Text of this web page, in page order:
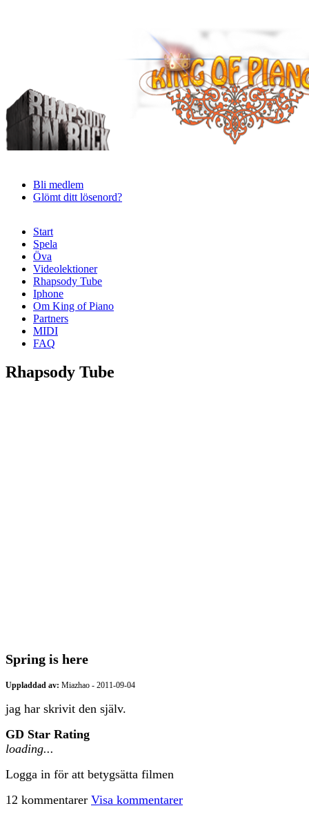
Bli medlem
Glömt ditt lösenord?
Start
Spela
Öva
Videolektioner
Rhapsody Tube
Iphone
Om King of Piano
Partners
MIDI
FAQ
Rhapsody Tube
Spring is here
Uppladdad av: Miazhao - 2011-09-04
jag har skrivit den själv.
GD Star Rating
loading...
Logga in för att betygsätta filmen
12 kommentarer Visa kommentarer